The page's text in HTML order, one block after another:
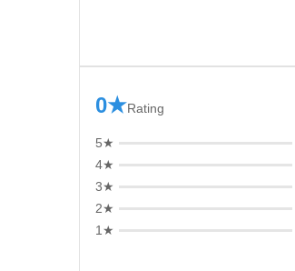
0★Rating
5★
4★
3★
2★
1★